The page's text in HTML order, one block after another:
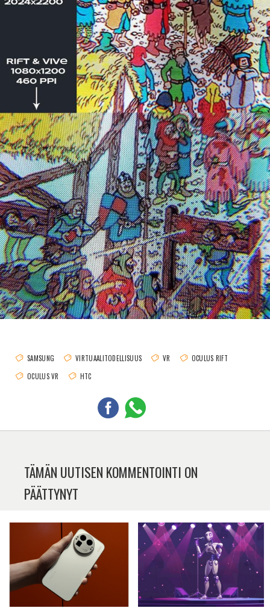
SAMSUNG VIRTUAALITODELLISUUS VR
OCULUS RIFT
OCULUS VR
HTC
TÄMÄN UUTISEN KOMMENTOINTI ON
PÄÄTTYNYT